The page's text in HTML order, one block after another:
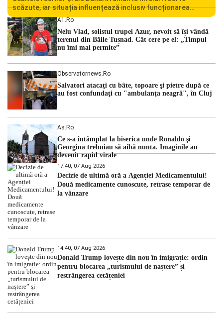
scăzute, iar situația influențează inclusiv funcționarea
Centralei Nucleare de la Cernavodă. România se confruntă
cu una dintre cele mai dificile perioade din punct de vedere
hidrologic din ultimii ani. Lipsa […]
A1.ro
Nelu Vlad, solistul trupei Azur, nevoit să își vândă
terenul din Băile Tușnad. Cât cere pe el: „Timpul
nu îmi mai permite”
Observatornews.ro
Salvatori atacaţi cu bâte, topoare şi pietre după ce
au fost confundaţi cu "ambulanţa neagră", în Cluj
As.ro
Ce s-a întâmplat la biserica unde Ronaldo şi
Georgina trebuiau să aibă nunta. Imaginile au
devenit rapid virale
17:40, 07 Aug 2026
Decizie de ultimă oră a Agenției Medicamentului!
Două medicamente cunoscute, retrase temporar de
la vânzare
14:40, 07 Aug 2026
Donald Trump lovește din nou în imigrație: ordin
pentru blocarea „turismului de naștere” și
restrângerea cetățeniei